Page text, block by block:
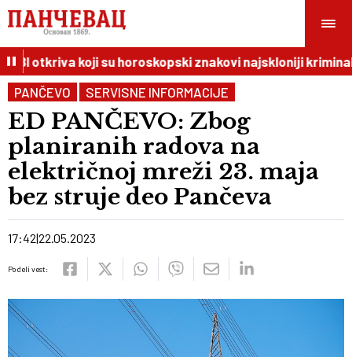
otkriva koji su horoskopski znakovi najskloniji kriminalu
PANČEVO
SERVISNE INFORMACIJE
ED PANČEVO: Zbog
planiranih radova na
električnoj mreži 23. maja
bez struje deo Pančeva
17:42 22.05.2023
Podeli vest: